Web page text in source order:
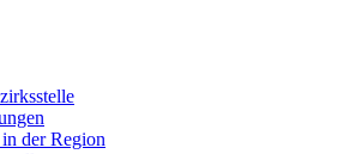
der Region